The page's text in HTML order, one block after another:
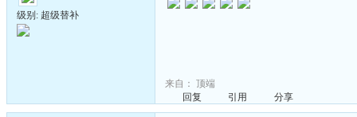
级别: 超级替补
来自： 顶端
回复
引用 分享